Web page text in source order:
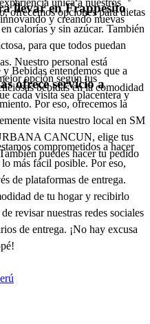
única a nuestros
y creando nuevas
ofrecemos opciones para dietas
calorías y sin azúcar. También
para que todos puedan
Nuestro personal está
opción según tus
cada visita sea placentera y
llevar en Frappesito
Bebidas entendemos que a
bebidas en la comodidad
Por eso, ofrecemos la
visita nuestro local en SM
CANCUN, elige tus
puedes hacer tu pedido
ofrece servicio a
comprometidos a hacer
más fácil posible. Por eso,
de plataformas de entrega.
de tu hogar y recibirlo
revisar nuestras redes sociales
de entrega. ¡No hay excusa